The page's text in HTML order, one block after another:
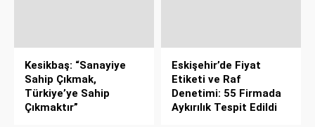
Kesikbaş: “Sanayiye
Sahip Çıkmak,
Türkiye’ye Sahip
Çıkmaktır”
Eskişehir’de Fiyat
Etiketi ve Raf
Denetimi: 55 Firmada
Aykırılık Tespit Edildi